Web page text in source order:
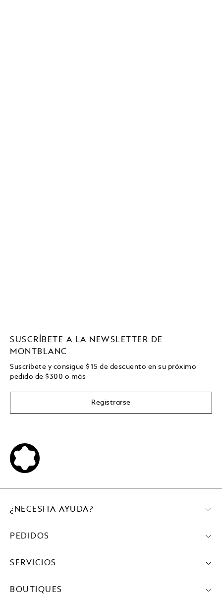
SUSCRÍBETE A LA NEWSLETTER DE
MONTBLANC
Suscríbete y consigue $15 de descuento en su próximo
pedido de $300 o más
Registrarse
¿NECESITA AYUDA?
PEDIDOS
SERVICIOS
BOUTIQUES